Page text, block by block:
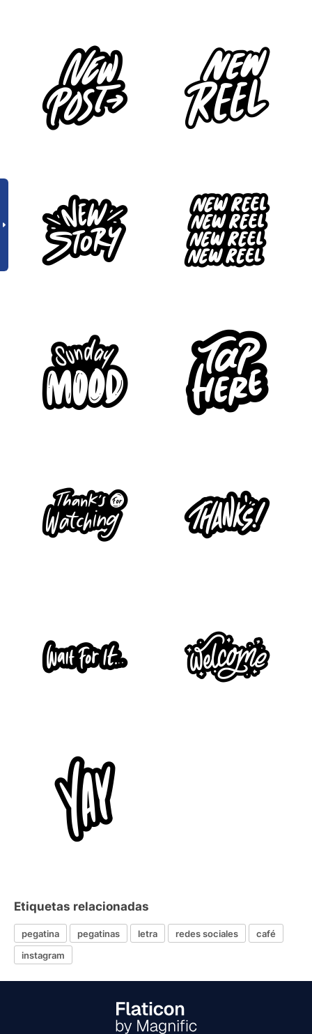
Etiquetas relacionadas
pegatina pegatinas letra redes sociales
café
instagram